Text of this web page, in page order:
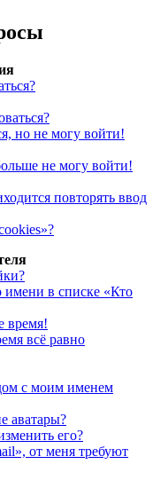
но не могу войти!
не могу войти!
повторять ввод
имени в списке «Кто
время!
всё равно
с моим именем
аватары?
его?
от меня требуют